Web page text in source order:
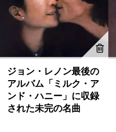
ジョン・レノン最後の
アルバム「ミルク・ア
ンド・ハニー」に収録
された未完の名曲